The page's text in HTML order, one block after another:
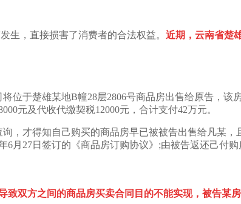
，直接损害了消费者的合法权益。 近期，云南省楚
于楚雄某地B幢28层2806号商品房出售给原告，该
元及代收代缴契税12000元，合计支付42万元。
才得知自己购买的商品房早已被被告出售给凡某，
月27日签订的《商品房订购协议》;由被告返还己付
双方之间的商品房买卖合同目的不能实现，被告某